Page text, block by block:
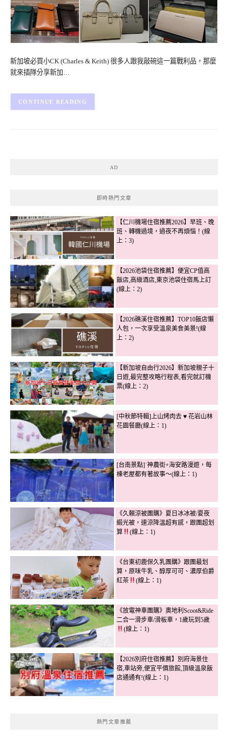
新加坡必買小CK (Charles & Keith) 很多人跟我敲碗這一篇戰利品，那麼
就來插隊分享新加…
CONTINUE READING
AD
即時熱門文章
【仁川機場住宿推薦2026】早班、晚
班、轉機過境，過夜不再煩惱！(線
上：3)
【2026池袋住宿推薦】便宜CP值高
飯店,高級酒店,東京池袋住宿馬上訂
(線上：2)
【2026礁溪住宿推薦】TOP10飯店懶
人包，一次享受溫泉美食美景!(線
上：2)
【新加坡自由行2026】新加坡親子十
日遊,最完整攻略行程表,看完就訂機
票(線上：2)
[中秋節特輯]上山烤肉去 ♥ 花岩山林
花園餐廳(線上：1)
[台南景點]˙神農街+海安路漫遊，每
棟老屋都有著故事～(線上：1)
《久賴涼被團購》夏日冰冰被/夏夜
緞光被，速涼降溫超有感，跟團超划
算
(線上：1)
《台東初鹿保久乳團購》跟團最划
算，原味牛乳、醇厚可可、濃厚伯爵
紅茶
(線上：1)
《放電神車團購》奧地利Scoot&Ride
二合一滑步車/滑板車，1歲玩到5歲
(線上：1)
【2026別府住宿推薦】別府海景住
宿,車站旁,便宜平價旅館,頂級溫泉飯
店通通有!(線上：1)
熱門文章推薦